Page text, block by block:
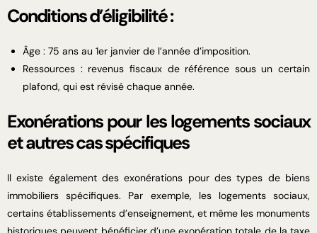
Conditions d’éligibilité :
Âge : 75 ans au 1er janvier de l’année d’imposition.
Ressources : revenus fiscaux de référence sous un certain
plafond, qui est révisé chaque année.
Exonérations pour les logements sociaux
et autres cas spécifiques
Il existe également des exonérations pour des types de biens
immobiliers spécifiques. Par exemple, les logements sociaux,
certains établissements d’enseignement, et même les monuments